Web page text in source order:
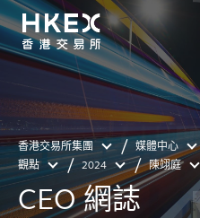
香港交易所集團 媒體中心
觀點
2024 陳翊庭
CEO 網誌